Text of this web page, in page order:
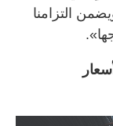
التزامنا